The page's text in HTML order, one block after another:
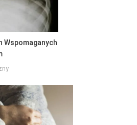
Wspomaganych